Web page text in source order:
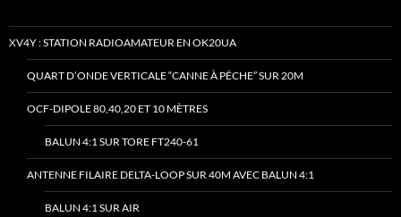
XV4Y : STATION RADIOAMATEUR EN OK20UA
QUART D’ONDE VERTICALE “CANNE À PÊCHE” SUR 20M
OCF-DIPOLE 80,40,20 ET 10 MÈTRES
BALUN 4:1 SUR TORE FT240-61
ANTENNE FILAIRE DELTA-LOOP SUR 40M AVEC BALUN 4:1
BALUN 4:1 SUR AIR